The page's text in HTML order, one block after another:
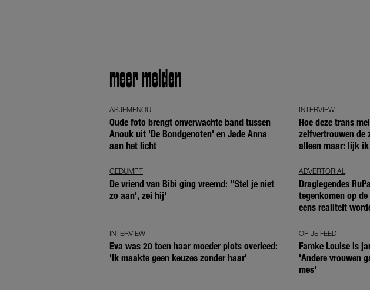
meer meiden
ASJEMENOU
Oude foto brengt onverwachte band tussen
Anouk uit 'De Bondgenoten' en Jade Anna
aan het licht
INTERVIEW
Hoe deze trans
zelfvertrouwen de
alleen maar: lijk ik
GEDUMPT
De vriend van Bibi ging vreemd: ''Stel je niet
zo aan', zei hij'
ADVERTORIAL
Draglegendes
tegenkomen op
eens realiteit
INTERVIEW
Eva was 20 toen haar moeder plots overleed:
'Ik maakte geen keuzes zonder haar'
OP JE FEED
Famke Louise is
'Andere vrouwen
mes'